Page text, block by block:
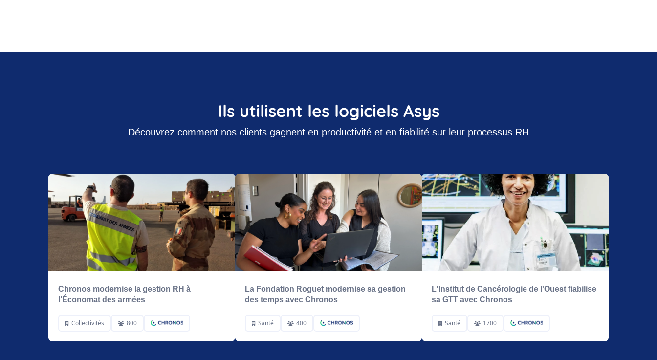
Ils utilisent les logiciels Asys
Découvrez comment nos clients gagnent en productivité et en fiabilité sur leur processus RH
Chronos modernise la gestion RH à
l’Économat des armées
Collectivités 800
La Fondation Roguet modernise sa gestion
des temps avec Chronos
Santé 400
L'Institut de Cancérologie de l'Ouest fiabilise
sa GTT avec Chronos
Santé 1700